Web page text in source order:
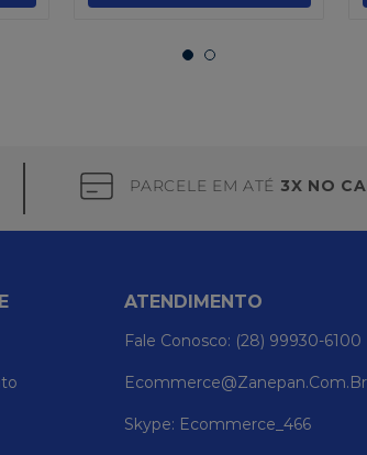
PARCELE EM ATÉ 3X NO
ATENDIMENTO
Fale Conosco: (28) 99930-6100
Ecommerce@zanepan.com.br
Skype: Ecommerce_466